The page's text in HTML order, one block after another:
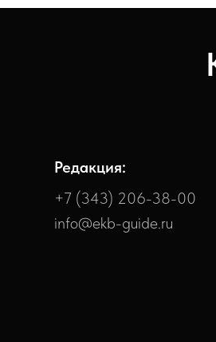
Редакция:
+7 (343) 206-38-00
info@ekb-guide.ru